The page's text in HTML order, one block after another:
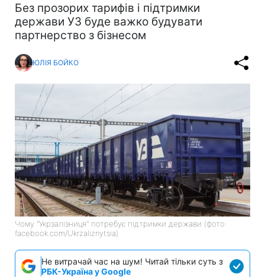
Без прозорих тарифів і підтримки
держави УЗ буде важко будувати
партнерство з бізнесом
ЮЛІЯ БОЙКО
Чому "Укрзалізниця" потребує підтримки держави (фото:
facebook.com/Ukrzaliznytsia)
Не витрачай час на шум! Читай тільки суть з
РБК-Україна у Google